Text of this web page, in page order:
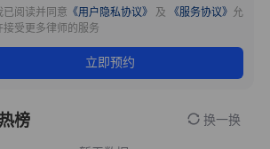
已阅读并同意 《用户隐私协议》 及 《服务协议》 允
接受更多律师的服务
立即预约
榜 换一换